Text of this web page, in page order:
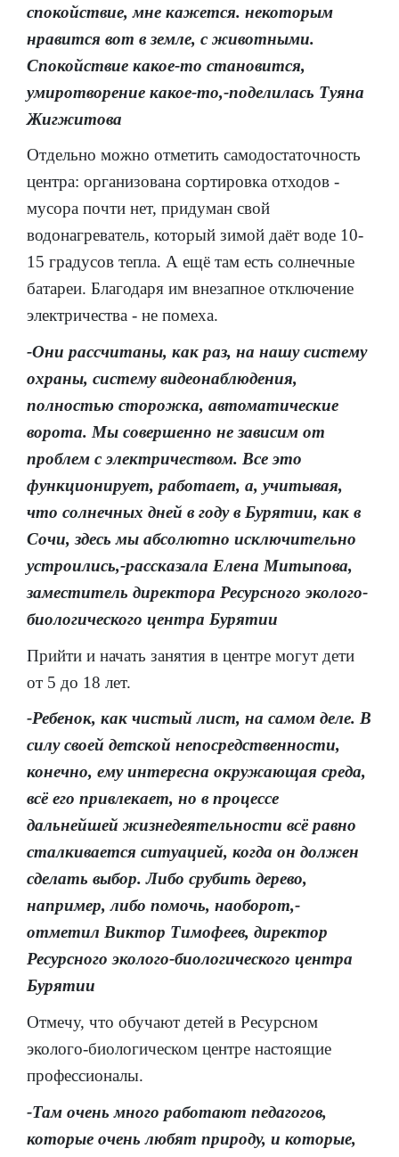
спокойствие, мне кажется. некоторым
нравится вот в земле, с животными.
Спокойствие какое-то становится,
умиротворение какое-то,-поделилась Туяна
Жигжитова
Отдельно можно отметить самодостаточность
центра: организована сортировка отходов -
мусора почти нет, придуман свой
водонагреватель, который зимой даёт воде 10-
15 градусов тепла. А ещё там есть солнечные
батареи. Благодаря им внезапное отключение
электричества - не помеха.
-Они рассчитаны, как раз, на нашу систему
охраны, систему видеонаблюдения,
полностью сторожка, автоматические
ворота. Мы совершенно не зависим от
проблем с электричеством. Все это
функционирует, работает, а, учитывая,
что солнечных дней в году в Бурятии, как в
Сочи, здесь мы абсолютно исключительно
устроились,-рассказала Елена Митыпова,
заместитель директора Ресурсного эколого-
биологического центра Бурятии
Прийти и начать занятия в центре могут дети
от 5 до 18 лет.
-Ребенок, как чистый лист, на самом деле. В
силу своей детской непосредственности,
конечно, ему интересна окружающая среда,
всё его привлекает, но в процессе
дальнейшей жизнедеятельности всё равно
сталкивается ситуацией, когда он должен
сделать выбор. Либо срубить дерево,
например, либо помочь, наоборот,-
отметил Виктор Тимофеев, директор
Ресурсного эколого-биологического центра
Бурятии
Отмечу, что обучают детей в Ресурсном
эколого-биологическом центре настоящие
профессионалы.
-Там очень много работают педагогов,
которые очень любят природу, и которые,